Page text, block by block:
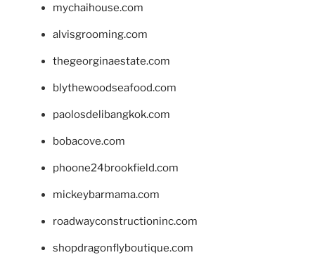
mychaihouse.com
alvisgrooming.com
thegeorginaestate.com
blythewoodseafood.com
paolosdelibangkok.com
bobacove.com
phoone24brookfield.com
mickeybarmama.com
roadwayconstructioninc.com
shopdragonflyboutique.com